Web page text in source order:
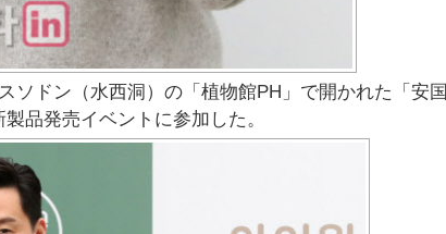
ソドン（水西洞）の「植物館PH」で開かれた「安国
品発売イベントに参加した。